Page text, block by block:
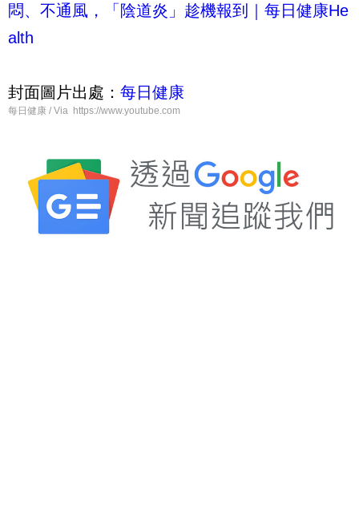
悶、不通風，「陰道炎」趁機報到｜每日健康He
alth
封面圖片出處： 每日健康
每日健康 / Via https://www.youtube.com